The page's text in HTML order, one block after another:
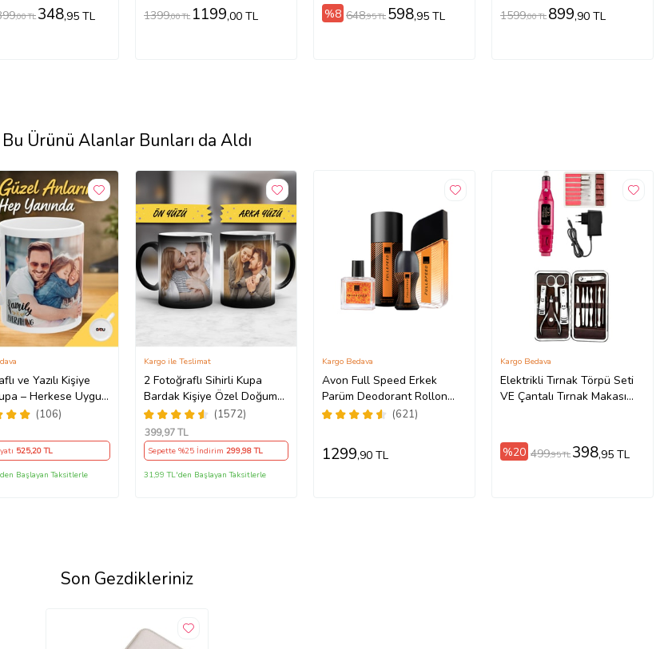
,00 TL 348,95 TL 1399,00 TL 1199,00 TL %8 648,95 TL 598,95 TL 1599,00 TL 899,90 TL
Bu Ürünü Alanlar Bunları da Aldı
ve Yazılı Kişiye
– Herkese Uygun
Porselen(106)
525,20 TL
Başlayan Taksitlerle
2 Fotoğraflı Sihirli Kupa
Bardak Kişiye Özel Doğum
Günü Hediyesi Sevgiliye
Hediye Anneye Babaya
Ablaya Abiye Kız Erkek
Kardeşe Arkadaşa Resimli
Günü Yıl Dönümü Hediyesi
(1572)
Kargo ile Teslimat
399,97 TL
Sepette %25 İndirim 299,98 TL
31,99 TL'den Başlayan Taksitlerle
Avon Full Speed Erkek
Parüm Deodorant Rollon
Dörtlü Set
(621)
Kargo Bedava
1299,90 TL
Elektrikli Tırnak Törpü Seti
VE Çantalı Tırnak Makası
Kargo Bedava
%20 499,95 TL 398,95 TL
Son Gezdikleriniz